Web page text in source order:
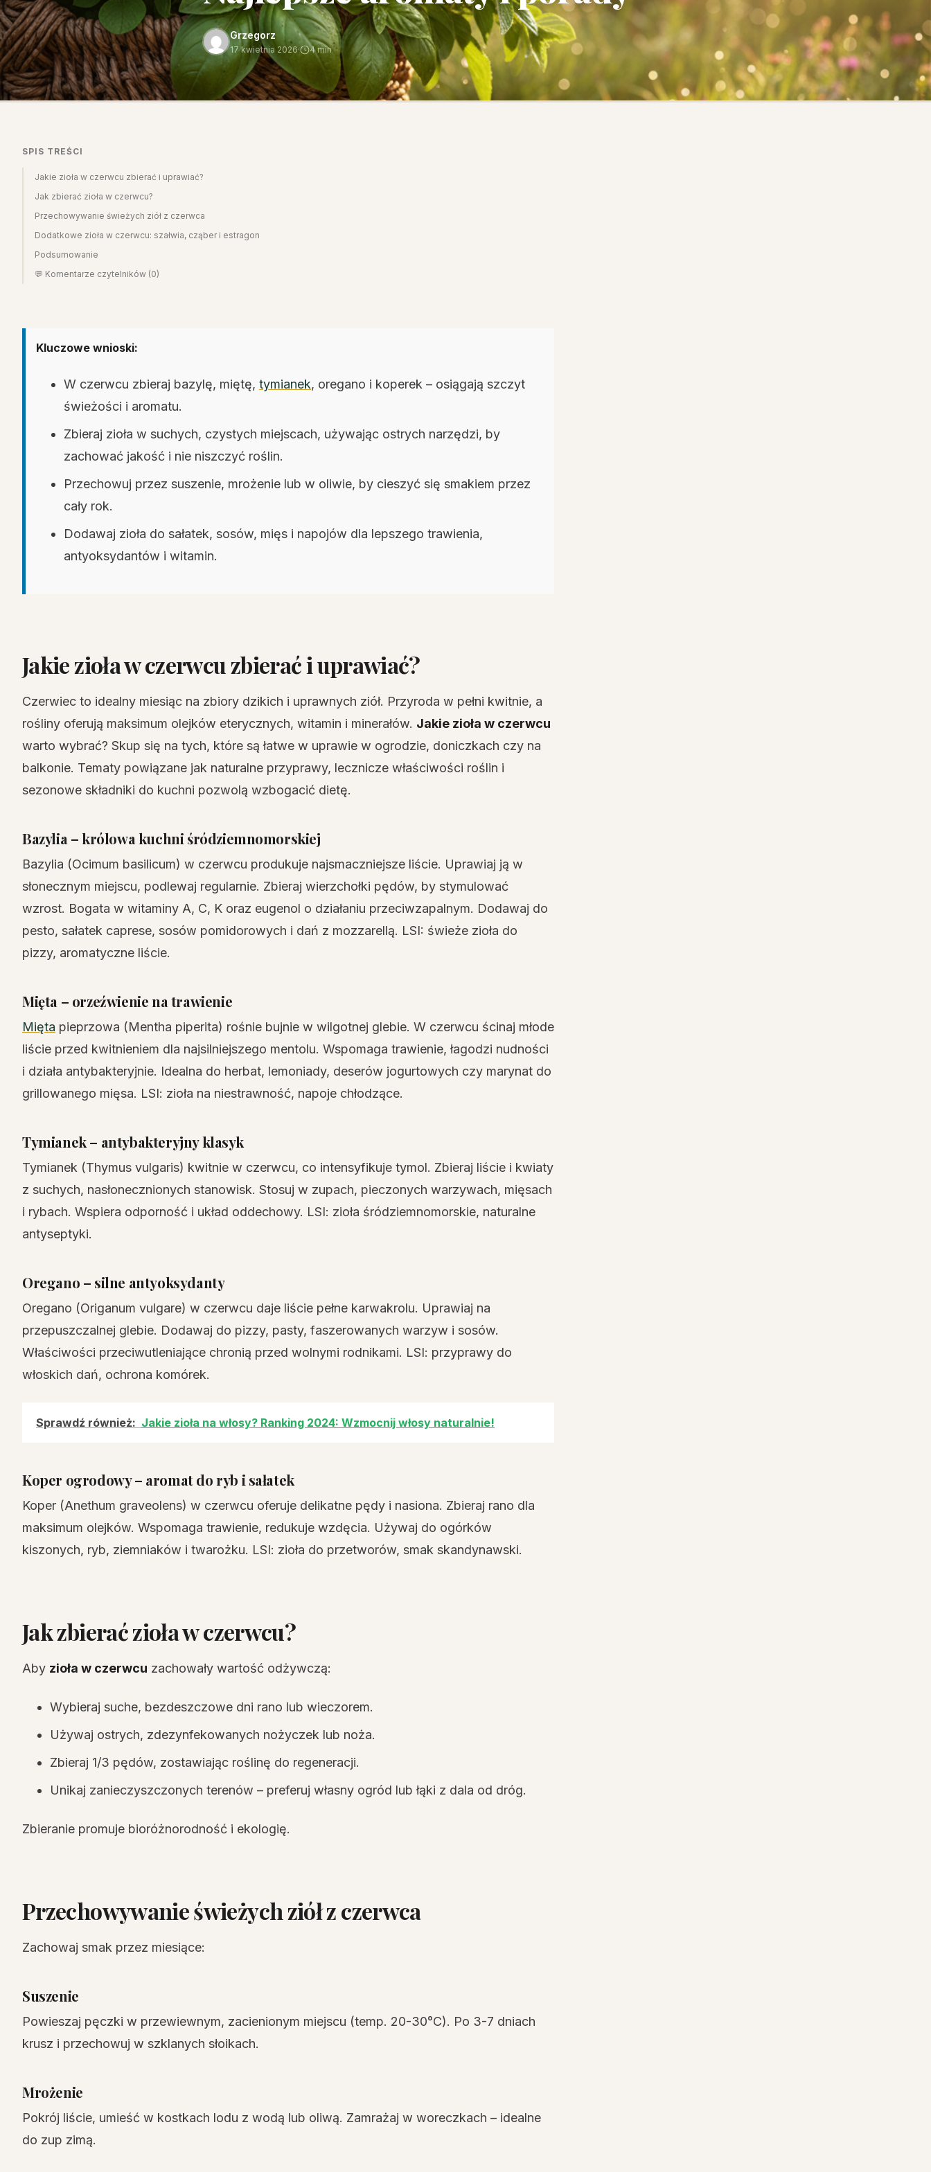
Grzegorz
17 kwietnia 2026· 4 min
SPIS TREŚCI
Jakie zioła w czerwcu zbierać i uprawiać?
Jak zbierać zioła w czerwcu?
Przechowywanie świeżych ziół z czerwca
Dodatkowe zioła w czerwcu: szałwia, cząber i estragon
Podsumowanie
💬 Komentarze czytelników (0)
Kluczowe wnioski:
W czerwcu zbieraj bazylę, miętę, tymianek, oregano i koperek – osiągają szczyt
świeżości i aromatu.
Zbieraj zioła w suchych, czystych miejscach, używając ostrych narzędzi, by
zachować jakość i nie niszczyć roślin.
Przechowuj przez suszenie, mrożenie lub w oliwie, by cieszyć się smakiem przez
cały rok.
Dodawaj zioła do sałatek, sosów, mięs i napojów dla lepszego trawienia,
antyoksydantów i witamin.
Jakie zioła w czerwcu zbierać i uprawiać?
Czerwiec to idealny miesiąc na zbiory dzikich i uprawnych ziół. Przyroda w pełni kwitnie, a
rośliny oferują maksimum olejków eterycznych, witamin i minerałów. Jakie zioła w czerwcu
warto wybrać? Skup się na tych, które są łatwe w uprawie w ogrodzie, doniczkach czy na
balkonie. Tematy powiązane jak naturalne przyprawy, lecznicze właściwości roślin i
sezonowe składniki do kuchni pozwolą wzbogacić dietę.
Bazylia – królowa kuchni śródziemnomorskiej
Bazylia (Ocimum basilicum) w czerwcu produkuje najsmaczniejsze liście. Uprawiaj ją w
słonecznym miejscu, podlewaj regularnie. Zbieraj wierzchołki pędów, by stymulować
wzrost. Bogata w witaminy A, C, K oraz eugenol o działaniu przeciwzapalnym. Dodawaj do
pesto, sałatek caprese, sosów pomidorowych i dań z mozzarellą. LSI: świeże zioła do
pizzy, aromatyczne liście.
Mięta – orzeźwienie na trawienie
Mięta pieprzowa (Mentha piperita) rośnie bujnie w wilgotnej glebie. W czerwcu ścinaj młode
liście przed kwitnieniem dla najsilniejszego mentolu. Wspomaga trawienie, łagodzi nudności
i działa antybakteryjnie. Idealna do herbat, lemoniady, deserów jogurtowych czy marynat do
grillowanego mięsa. LSI: zioła na niestrawność, napoje chłodzące.
Tymianek – antybakteryjny klasyk
Tymianek (Thymus vulgaris) kwitnie w czerwcu, co intensyfikuje tymol. Zbieraj liście i kwiaty
z suchych, nasłonecznionych stanowisk. Stosuj w zupach, pieczonych warzywach, mięsach
i rybach. Wspiera odporność i układ oddechowy. LSI: zioła śródziemnomorskie, naturalne
antyseptyki.
Oregano – silne antyoksydanty
Oregano (Origanum vulgare) w czerwcu daje liście pełne karwakrolu. Uprawiaj na
przepuszczalnej glebie. Dodawaj do pizzy, pasty, faszerowanych warzyw i sosów.
Właściwości przeciwutleniające chronią przed wolnymi rodnikami. LSI: przyprawy do
włoskich dań, ochrona komórek.
Sprawdź również: Jakie zioła na włosy? Ranking 2024: Wzmocnij włosy naturalnie!
Koper ogrodowy – aromat do ryb i sałatek
Koper (Anethum graveolens) w czerwcu oferuje delikatne pędy i nasiona. Zbieraj rano dla
maksimum olejków. Wspomaga trawienie, redukuje wzdęcia. Używaj do ogórków
kiszonych, ryb, ziemniaków i twarożku. LSI: zioła do przetworów, smak skandynawski.
Jak zbierać zioła w czerwcu?
Aby zioła w czerwcu zachowały wartość odżywczą:
Wybieraj suche, bezdeszczowe dni rano lub wieczorem.
Używaj ostrych, zdezynfekowanych nożyczek lub noża.
Zbieraj 1/3 pędów, zostawiając roślinę do regeneracji.
Unikaj zanieczyszczonych terenów – preferuj własny ogród lub łąki z dala od dróg.
Zbieranie promuje bioróżnorodność i ekologię.
Przechowywanie świeżych ziół z czerwca
Zachowaj smak przez miesiące:
Suszenie
Powieszaj pęczki w przewiewnym, zacienionym miejscu (temp. 20-30°C). Po 3-7 dniach
krusz i przechowuj w szklanych słoikach.
Mrożenie
Pokrój liście, umieść w kostkach lodu z wodą lub oliwą. Zamrażaj w woreczkach – idealne
do zup zimą.